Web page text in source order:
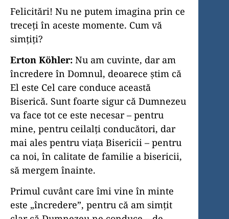
Felicitări! Nu ne putem imagina prin ce
treceți în aceste momente. Cum vă
simțiți?
Erton Köhler: Nu am cuvinte, dar am
încredere în Domnul, deoarece știm că
El este Cel care conduce această
Biserică. Sunt foarte sigur că Dumnezeu
va face tot ce este necesar – pentru
mine, pentru ceilalți conducători, dar
mai ales pentru viața Bisericii – pentru
ca noi, în calitate de familie a bisericii,
să mergem înainte.
Primul cuvânt care îmi vine în minte
este „încredere”, pentru că am simțit